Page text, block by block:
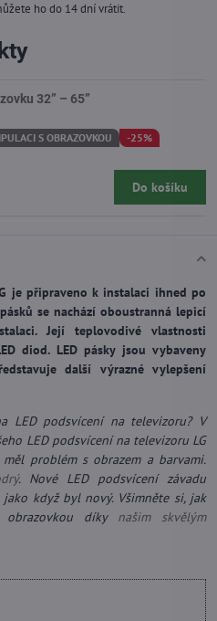
ho do 14 dní vrátit.
je připraveno k instalaci ihned po
se nachází oboustranná lepicí
Její teplovodivé vlastnosti
diod. LED pásky jsou vybaveny
další výrazné vylepšení
LED podsvícení na televizoru? V
LED podsvícení na televizoru LG
problém s obrazem a barvami.
. Nové LED podsvícení závadu
když byl nový. Všimněte si, jak
díky našim skvělým
32” – 65”
S OBRAZOVKOU
-25%
Do košíku